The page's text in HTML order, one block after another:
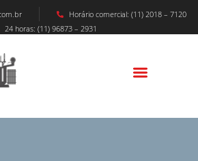
Horário comercial: (11) 2018 – 7120
24 horas: (11) 96873 – 2931